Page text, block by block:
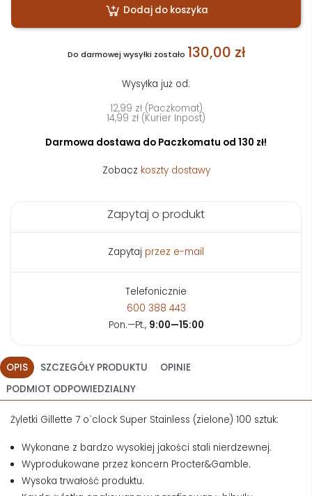
Dodaj do koszyka
Do darmowej wysyłki zostało 130,00 zł
Wysyłka już od:
12,99 zł (Paczkomat)
14,99 zł (Kurier Inpost)
Darmowa dostawa do Paczkomatu od 130 zł!
Zobacz koszty dostawy
Zapytaj o produkt
Zapytaj przez e-mail
Telefonicznie
600 388 443
Pon.—Pt., 9:00—15:00
OPIS SZCZEGÓŁY PRODUKTU
OPINIE
PODMIOT ODPOWIEDZIALNY
Żyletki Gillette 7 o`clock Super Stainless (zielone) 100 sztuk:
Wykonane z bardzo wysokiej jakości stali nierdzewnej.
Wyprodukowane przez koncern Procter&Gamble.
Wysoka trwałość produktu.